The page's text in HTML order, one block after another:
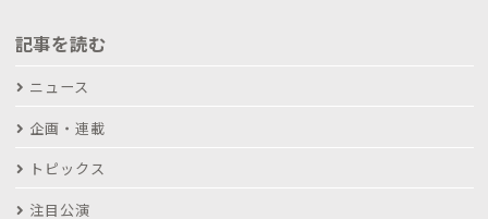
記事を読む
ニュース
企画・連載
トピックス
注目公演